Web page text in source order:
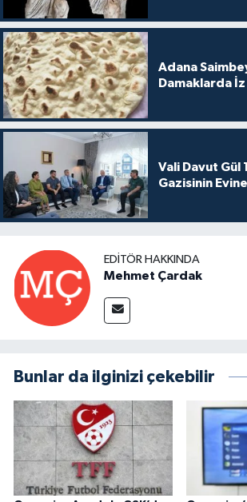
Adana
Damaklarda İz
Vali Davut Gül
Gazisinin
EDITÖR HAKKINDA
Mehmet Çardak
Bunlar da ilginizi çekebilir